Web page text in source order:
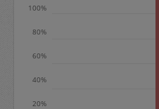
20%
40%
60%
80%
100%